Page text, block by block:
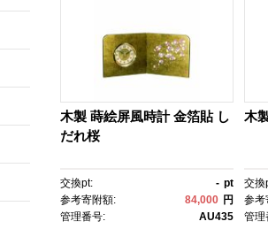
木製 蒔絵屏風時計 金箔貼 し
だれ桜
交換pt: - pt
参考寄附額:
84,000 円
管理番号:
AU435
木
交換
参考
管理